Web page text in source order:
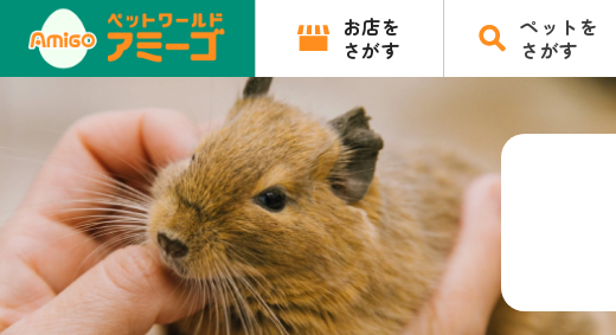
お店を
さがす
ペットを
さがす